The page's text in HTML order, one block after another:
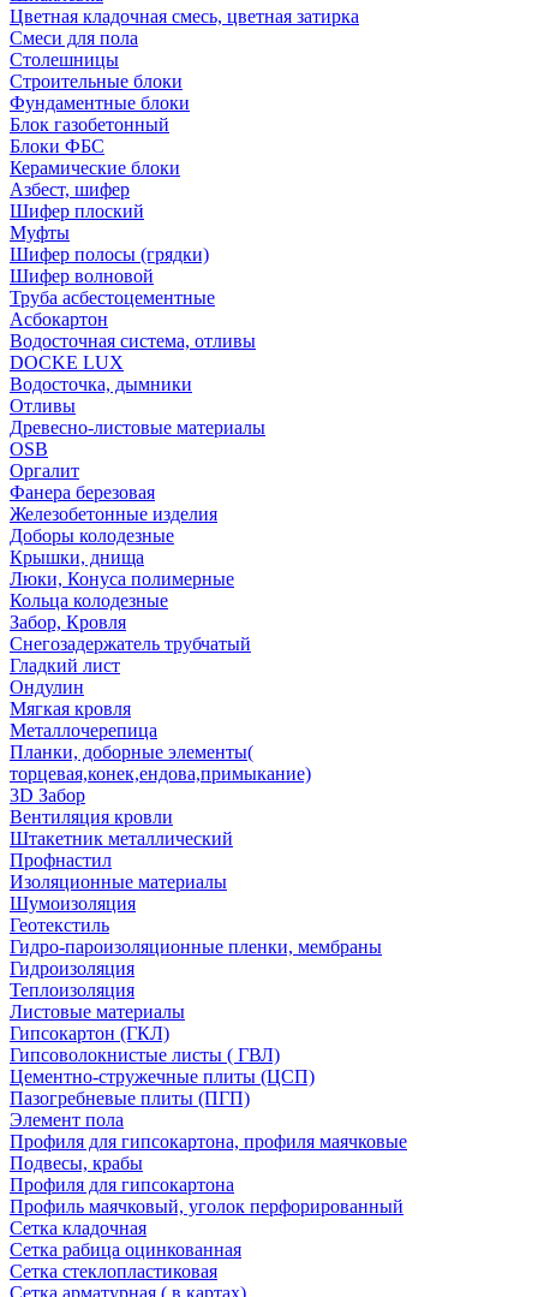
Цветная кладочная смесь, цветная затирка
Смеси для пола
Столешницы
Строительные блоки
Фундаментные блоки
Блок газобетонный
Блоки ФБС
Керамические блоки
Азбест, шифер
Шифер плоский
Муфты
Шифер полосы (грядки)
Шифер волновой
Труба асбестоцементные
Асбокартон
Водосточная система, отливы
DOCKE LUX
Водосточка, дымники
Отливы
Древесно-листовые материалы
OSB
Оргалит
Фанера березовая
Железобетонные изделия
Доборы колодезные
Крышки, днища
Люки, Конуса полимерные
Кольца колодезные
Забор, Кровля
Снегозадержатель трубчатый
Гладкий лист
Ондулин
Мягкая кровля
Металлочерепица
Планки, доборные элементы(
торцевая,конек,ендова,примыкание)
3D Забор
Вентиляция кровли
Штакетник металлический
Профнастил
Изоляционные материалы
Шумоизоляция
Геотекстиль
Гидро-пароизоляционные пленки, мембраны
Гидроизоляция
Теплоизоляция
Листовые материалы
Гипсокартон (ГКЛ)
Гипсоволокнистые листы ( ГВЛ)
Цементно-стружечные плиты (ЦСП)
Пазогребневые плиты (ПГП)
Элемент пола
Профиля для гипсокартона, профиля маячковые
Подвесы, крабы
Профиля для гипсокартона
Профиль маячковый, уголок перфорированный
Сетка кладочная
Сетка рабица оцинкованная
Сетка стеклопластиковая
Сетка арматурная ( в картах)